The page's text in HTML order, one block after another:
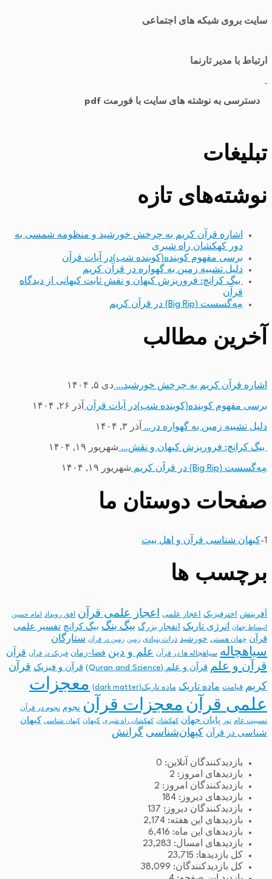
سایت بروی شبکه های اجتماعی
ارتباط با مدیر تارنما
دسترسی به نوشته های سایت با فورمت pdf
تبلیغات
نوشته‌های تازه
اشاره قرآن کریم به چرخش خورشید و منظومه شمسی به
دور کهکشان راه شیری
برسی مفهوم کوبنده(کوبنده شب)در آیات قرآن
دلیل تشبیه زمین به گهواره در قرآن کریم
بیگ کرانچ: فروریزش کیهان و نقش ثابت کیهانی از دیدگاه
قرآن
مِه‌گسست (Big Rip) در قرآن کریم
آخرین مطالب
اشاره قرآن کریم به چرخش خورشید… دی ۵, ۱۴۰۴
برسی مفهوم کوبنده(کوبنده شب)در آیات قرآن آذر ۲۶, ۱۴۰۴
دلیل تشبیه زمین به گهواره در… آذر ۳, ۱۴۰۴
بیگ کرانچ: فروریزش کیهان و نقش… شهریور ۱۹, ۱۴۰۴
مِه‌گسست (Big Rip) در قرآن کریم شهریور ۱۹, ۱۴۰۴
صفحات دوستان ما
1- کیهان شناسی قرآن و اهل بیت
برچسب ها
آفرینش اخترفیزیک اعجاز علمی اعجاز علمی قرآن افق رویداد امام حسین
انبساط جهان انرژی تاریک انفجار بزرگ بیگ بنگ بیگ کرانچ تفسیر علمی
قرآن جهان هستی خورشید ذرات بنیادی زمین زمین در قرآن ستارگان
سیاهچاله سیاهچاله ها در قرآن علم و دین فضا-زمان فیزیک در قرآن قرآن
قرآن و علم قرآن و علم (Quran and Science) قرآن و فیزیک قرآن
کریم قیامت ماده تاریک ماده تاریک(dark matter)
معجزات
علمی قرآن معجزات قرآن نجوم نجوم در قرآن
نسبیت عام نور پایان جهان کهکشان کهکشان راه شیری کیهان کیهان شناسی
کیهان
شناسی در قرآن
کیهان‌شناسی گرانش
بازدیدکنندگان آنلاین: 0
بازدیدهای امروز: 2
بازدیدکنندگان امروز: 2
بازدیدهای دیروز: 184
بازدیدکنندگان دیروز: 137
بازدیدهای این هفته: 2,174
بازدیدهای این ماه: 6,416
بازدیدهای امسال: 23,283
کل بازدیدها: 23,715
کل بازدیدکنند‌گان: 38,099